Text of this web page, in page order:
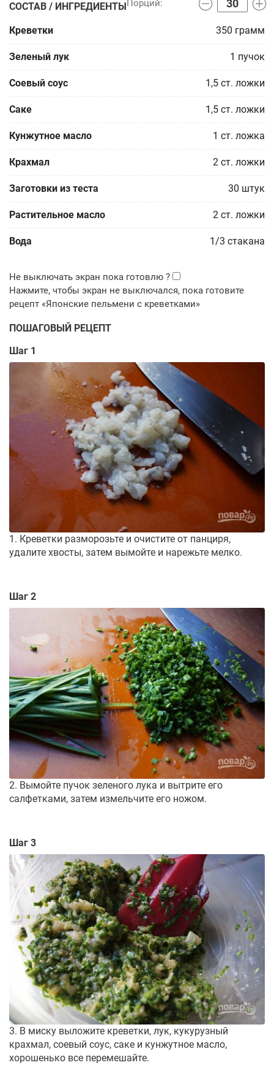
СОСТАВ / ИНГРЕДИЕНТЫ
Креветки 350 грамм
Зеленый лук 1 пучок
Соевый соус 1,5 ст. ложки
Саке 1,5 ст. ложки
Кунжутное масло 1 ст. ложка
Крахмал 2 ст. ложки
Заготовки из теста 30 штук
Растительное масло 2 ст. ложки
Вода 1/3 стакана
ПОШАГОВЫЙ РЕЦЕПТ
Шаг 1
1. Креветки разморозьте и очистите от панциря,
удалите хвосты, затем вымойте и нарежьте мелко.
Шаг 2
2. Вымойте пучок зеленого лука и вытрите его
салфетками, затем измельчите его ножом.
Шаг 3
3. В миску выложите креветки, лук, кукурузный
крахмал, соевый соус, саке и кунжутное масло,
хорошенько все перемешайте.